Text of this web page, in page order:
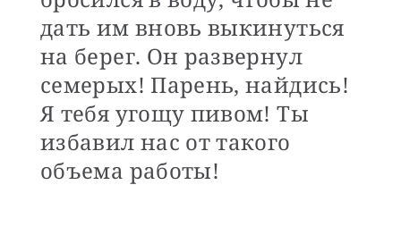
дать им вновь выкинуться
на берег. Он развернул
семерых! Парень, найдись!
Я тебя угощу пивом! Ты
избавил нас от такого
объема работы!